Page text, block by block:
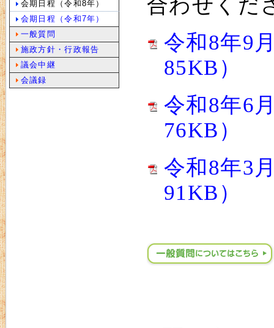
合わせくだ
令和8年9
85KB）
令和8年6
76KB）
令和8年3
91KB）
会期日程（令和8年）
会期日程（令和7年）
一般質問
施政方針・行政報告
議会中継
会議録